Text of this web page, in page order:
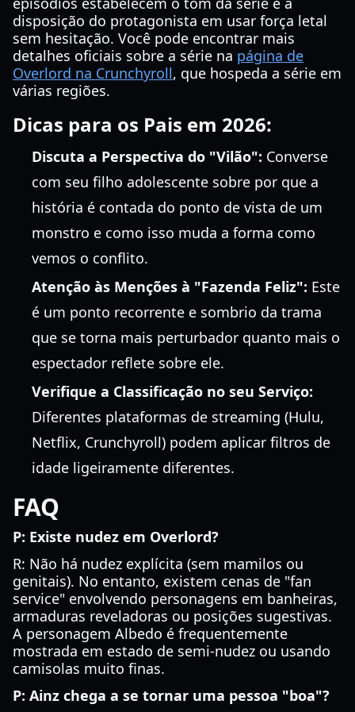
disposição do protagonista em usar força letal
sem hesitação. Você pode encontrar mais
detalhes oficiais sobre a série na página de
Overlord na Crunchyroll, que hospeda a série em
várias regiões.
Dicas para os Pais em 2026:
Discuta a Perspectiva do "Vilão": Converse
com seu filho adolescente sobre por que a
história é contada do ponto de vista de um
monstro e como isso muda a forma como
vemos o conflito.
Atenção às Menções à "Fazenda Feliz": Este
é um ponto recorrente e sombrio da trama
que se torna mais perturbador quanto mais o
espectador reflete sobre ele.
Verifique a Classificação no seu Serviço:
Diferentes plataformas de streaming (Hulu,
Netflix, Crunchyroll) podem aplicar filtros de
idade ligeiramente diferentes.
FAQ
P: Existe nudez em Overlord?
R: Não há nudez explícita (sem mamilos ou
genitais). No entanto, existem cenas de "fan
service" envolvendo personagens em banheiras,
armaduras reveladoras ou posições sugestivas.
A personagem Albedo é frequentemente
mostrada em estado de semi-nudez ou usando
camisolas muito finas.
P: Ainz chega a se tornar uma pessoa "boa"?